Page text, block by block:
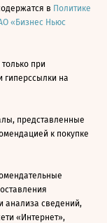
в Политике
«Бизнес Ньюс
при
гиперссылки на
представленные
к покупке
анализа сведений,
«Интернет»,